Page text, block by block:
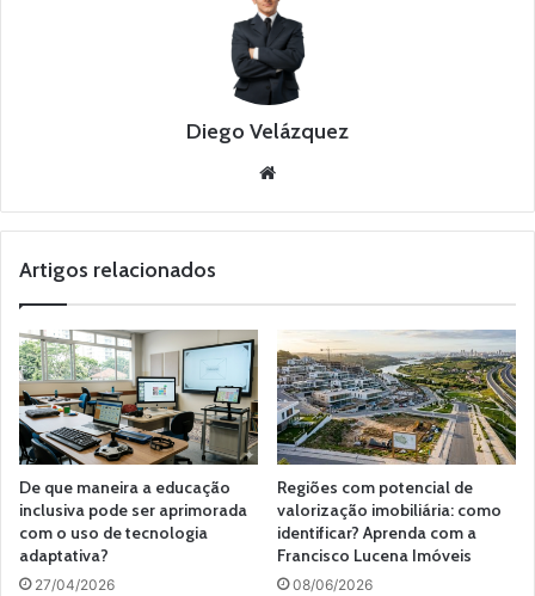
Diego Velázquez
Website
Artigos relacionados
De que maneira a educação
inclusiva pode ser aprimorada
com o uso de tecnologia
adaptativa?
27/04/2026
Regiões com potencial de
valorização imobiliária: como
identificar? Aprenda com a
Francisco Lucena Imóveis
08/06/2026